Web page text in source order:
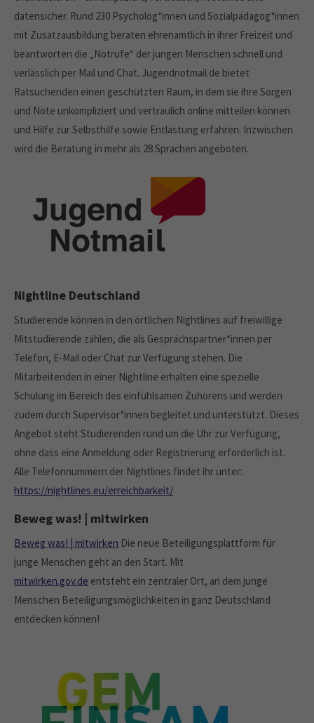
datensicher. Rund 230 Psycholog*innen und Sozialpädagog*innen
mit Zusatzausbildung beraten ehrenamtlich in ihrer Freizeit und
beantworten die „Notrufe“ der jungen Menschen schnell und
verlässlich per Mail und Chat. Jugendnotmail.de bietet
Ratsuchenden einen geschützten Raum, in dem sie ihre Sorgen
und Nöte unkompliziert und vertraulich online mitteilen können
und Hilfe zur Selbsthilfe sowie Entlastung erfahren. Inzwischen
wird die Beratung in mehr als 28 Sprachen angeboten.
Nightline Deutschland
Studierende können in den örtlichen Nightlines auf freiwillige
Mitstudierende zählen, die als Gesprächspartner*innen per
Telefon, E-Mail oder Chat zur Verfügung stehen. Die
Mitarbeitenden in einer Nightline erhalten eine spezielle
Schulung im Bereich des einfühlsamen Zuhörens und werden
zudem durch Supervisor*innen begleitet und unterstützt. Dieses
Angebot steht Studierenden rund um die Uhr zur Verfügung,
ohne dass eine Anmeldung oder Registrierung erforderlich ist.
Alle Telefonnummern der Nightlines findet ihr unter:
https://nightlines.eu/erreichbarkeit/
Beweg was! | mitwirken
Beweg was! | mitwirken Die neue Beteiligungsplattform für
junge Menschen geht an den Start. Mit
mitwirken.gov.de entsteht ein zentraler Ort, an dem junge
Menschen Beteiligungsmöglichkeiten in ganz Deutschland
entdecken können!